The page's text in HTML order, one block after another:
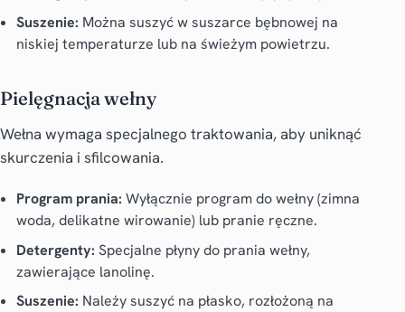
Suszenie: Można suszyć w suszarce bębnowej na
niskiej temperaturze lub na świeżym powietrzu.
Pielęgnacja wełny
Wełna wymaga specjalnego traktowania, aby uniknąć
skurczenia i sfilcowania.
Program prania: Wyłącznie program do wełny (zimna
woda, delikatne wirowanie) lub pranie ręczne.
Detergenty: Specjalne płyny do prania wełny,
zawierające lanolinę.
Suszenie: Należy suszyć na płasko, rozłożoną na